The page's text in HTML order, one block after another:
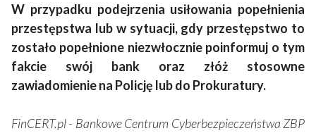
W przypadku podejrzenia usiłowania popełnienia
przestępstwa lub w sytuacji, gdy przestępstwo to
zostało popełnione niezwłocznie poinformuj o tym
fakcie swój bank oraz złóż stosowne
zawiadomienie na Policję lub do Prokuratury.
FinCERT.pl - Bankowe Centrum Cyberbezpieczeństwa ZBP